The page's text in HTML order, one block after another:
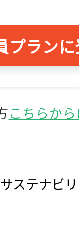
プラン
こちらか
ステナビ